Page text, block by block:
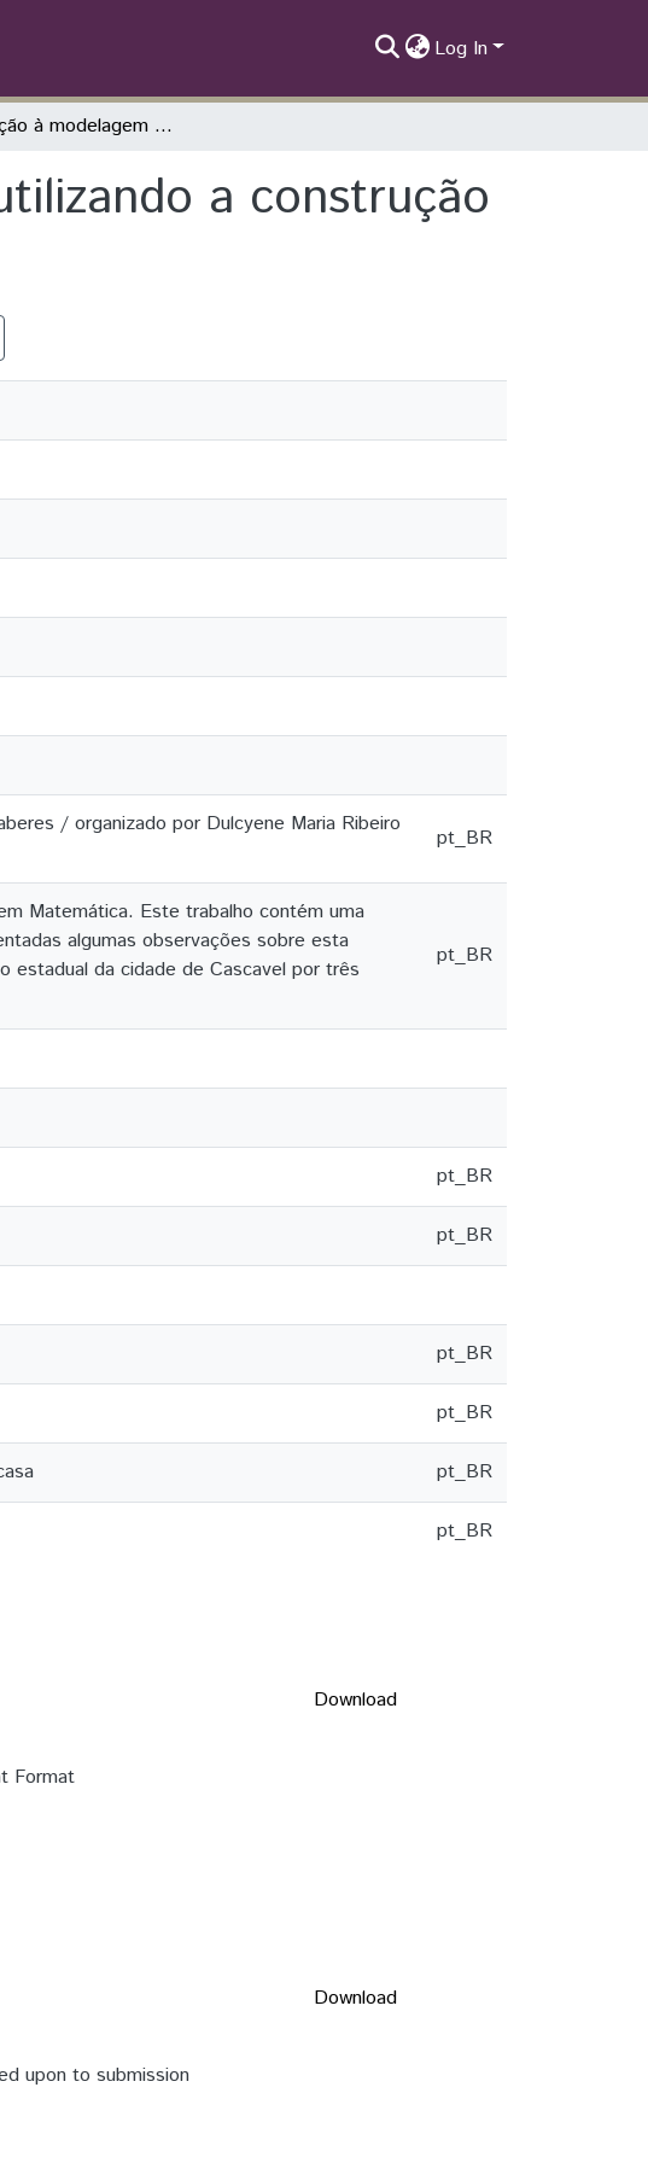
Log In
Introdução à modelagem matemática utilizando a construção de uma casa
a construção
/ organizado por Dulcyene Maria Ribeiro
pt_BR
Matemática. Este trabalho contém uma
algumas observações sobre esta
estadual da cidade de Cascavel por três
pt_BR
pt_BR
pt_BR
pt_BR
pt_BR
pt_BR
pt_BR
Format
Download
upon to submission
Download